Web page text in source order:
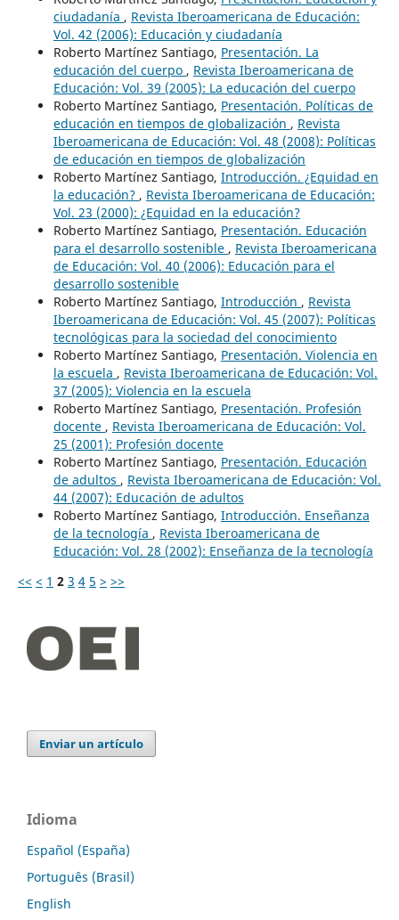
ciudadanía , Revista Iberoamericana de Educación:
Vol. 42 (2006): Educación y ciudadanía
Roberto Martínez Santiago, Presentación. La
educación del cuerpo , Revista Iberoamericana de
Educación: Vol. 39 (2005): La educación del cuerpo
Roberto Martínez Santiago, Presentación. Políticas de
educación en tiempos de globalización , Revista
Iberoamericana de Educación: Vol. 48 (2008): Políticas
de educación en tiempos de globalización
Roberto Martínez Santiago, Introducción. ¿Equidad en
la educación? , Revista Iberoamericana de Educación:
Vol. 23 (2000): ¿Equidad en la educación?
Roberto Martínez Santiago, Presentación. Educación
para el desarrollo sostenible , Revista Iberoamericana
de Educación: Vol. 40 (2006): Educación para el
desarrollo sostenible
Roberto Martínez Santiago, Introducción , Revista
Iberoamericana de Educación: Vol. 45 (2007): Políticas
tecnológicas para la sociedad del conocimiento
Roberto Martínez Santiago, Presentación. Violencia en
la escuela , Revista Iberoamericana de Educación: Vol.
37 (2005): Violencia en la escuela
Roberto Martínez Santiago, Presentación. Profesión
docente , Revista Iberoamericana de Educación: Vol.
25 (2001): Profesión docente
Roberto Martínez Santiago, Presentación. Educación
de adultos , Revista Iberoamericana de Educación: Vol.
44 (2007): Educación de adultos
Roberto Martínez Santiago, Introducción. Enseñanza
de la tecnología , Revista Iberoamericana de
Educación: Vol. 28 (2002): Enseñanza de la tecnología
<< < 1 2 3 4 5 > >>
Enviar un artículo
Idioma
Español (España)
Português (Brasil)
English